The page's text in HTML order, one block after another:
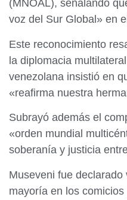
(MNOAL), señalando
voz del Sur Global» en
Este reconocimiento
la diplomacia
venezolana insistió en
«reafirma nuestra
Subrayó además el
«orden mundial
soberanía y justicia
Museveni fue
mayoría en los